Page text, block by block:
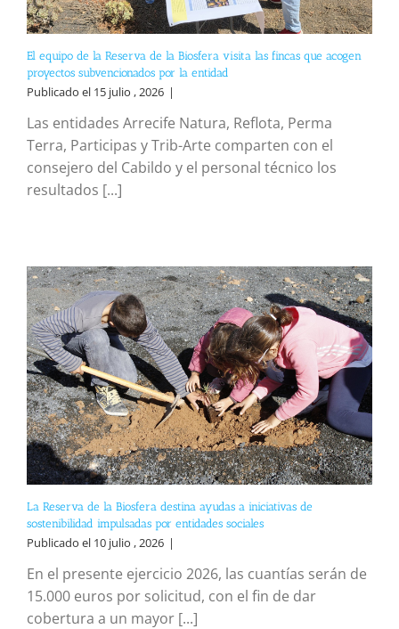
El equipo de la Reserva de la Biosfera visita las fincas que acogen
proyectos subvencionados por la entidad
Publicado el 15 julio , 2026 |
Las entidades Arrecife Natura, Reflota, Perma
Terra, Participas y Trib-Arte comparten con el
consejero del Cabildo y el personal técnico los
resultados [...]
La Reserva de la Biosfera destina ayudas a iniciativas de
sostenibilidad impulsadas por entidades sociales
Publicado el 10 julio , 2026 |
En el presente ejercicio 2026, las cuantías serán de
15.000 euros por solicitud, con el fin de dar
cobertura a un mayor [...]